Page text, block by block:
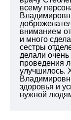
всему
вниманием
и много
сестры
делали
проведения
улучшилось.
здоровья и
нужной